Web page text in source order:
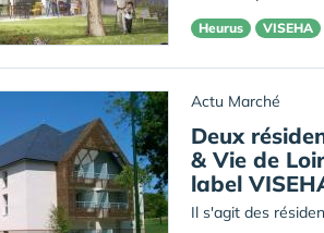
Heurus VISEHA
Actu Marché
Deux
& Vie de
label
Il s'agit des